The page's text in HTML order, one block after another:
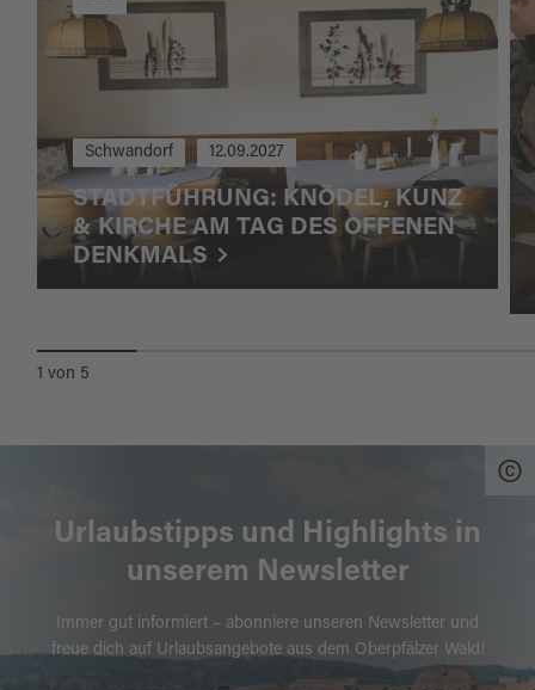
Schwandorf 12.09.2027
STADTFÜHRUNG: KNÖDEL, KUNZ
& KIRCHE AM TAG DES OFFENEN
DENKMALS
1 von 5
Urlaubstipps und Highlights in
unserem Newsletter
Immer gut informiert – abonniere unseren Newsletter und
freue dich auf Urlaubsangebote aus dem Oberpfälzer Wald!